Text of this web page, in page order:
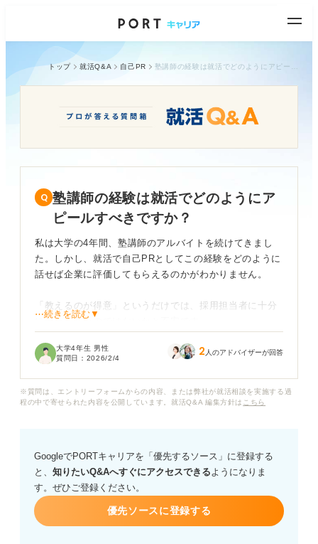
トップ 就活Q&A 自己PR
塾講師の経験は就活でどのようにア
ピールすべきですか？
私は大学の4年間、塾講師のアルバイトを続けてきまし
た。しかし、就活で自己PRとしてこの経験をどのように
話せば企業に評価してもらえるのかがわかりません。
「教えるのが得意」というだけでは、採用担当者に十分
に伝わらないのではないかと不安です。
塾講師の経験で得られたスキルの中で、企業が特に注目
アピールすれば効果的でしょうか。
具体的なエピソードの選び方や話し方についてもアドバ
イスをお願いします。
⋯続きを読む▼
大学4年生 男性
質問日： 2026/2/4 2 人のアドバイザーが回答
※質問は、エントリーフォームからの内容、または弊社が就活相談を実施する過
程の中で寄せられた内容を公開しています。就活Q&A 編集方針は こちら
GoogleでPORTキャリアを「優先するソース」に登録する
と、 知りたいQ&Aへすぐにアクセスできるようになりま
す。ぜひご登録ください。
優先ソースに登録する